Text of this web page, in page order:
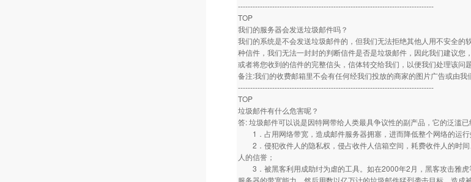
--------------------------------------------------------------------------------
TOP
我们的服务器会发送垃圾邮件吗？
我们的系统是不会发送垃圾邮件的，但我们无法拒绝其他人用不安全
种信件，我们无法一封封的判断信件是否是垃圾邮件，因此我们建议
或者将您收到的信件的完整信头，信体转交给我们，以便我们处理该问
备注:我们的收费邮箱里不会有任何经我们投放的商家的图片广告或由我
--------------------------------------------------------------------------------
TOP
垃圾邮件有什么危害呢？
答: 垃圾邮件可以说是因特网带给人类最具争议性的副产品，它的泛滥已
1．占用网络带宽，造成邮件服务器拥塞，进而降低整个网络的运行
2．侵犯收件人的隐私权，侵占收件人信箱空间，耗费收件人的时
人的信誉；
3．被黑客利用成助纣为虐的工具。如在2000年2月，黑客攻击雅虎
服务器的带宽能力，然后用数以亿万计的垃圾邮件猛烈袭击目标，造成